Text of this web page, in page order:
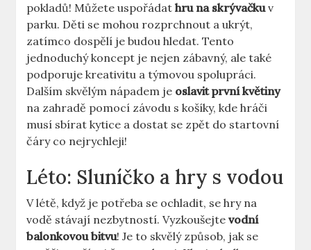
pokladů! Můžete uspořádathru na skrývačkuv
parku. Děti se mohou rozprchnout a ukrýt,
zatímco dospělí je budou hledat. Tento
jednoduchý koncept je nejen zábavný, ale také
podporuje kreativitu a týmovou spolupráci.
Dalším skvělým nápadem je oslavit první květiny
na zahradě pomocí závodu s košíky, kde hráči
musí sbírat kytice a dostat se zpět do startovní
čáry co nejrychleji!
Léto: Sluníčko a hry s vodou
V létě, když je potřeba se ochladit, se hry na
vodě stávají nezbytností. Vyzkoušejtevodní
balonkovou bitvu! Je to skvělý způsob, jak se